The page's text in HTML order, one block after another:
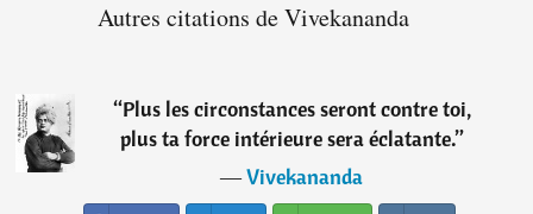
Autres citations de Vivekananda
“Plus les circonstances seront contre toi,
plus ta force intérieure sera éclatante.”
―Vivekananda